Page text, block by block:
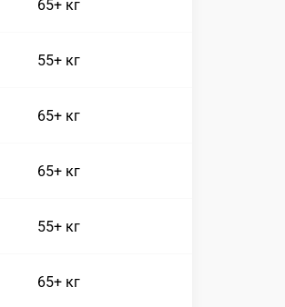
65+ кг
55+ кг
65+ кг
65+ кг
55+ кг
65+ кг